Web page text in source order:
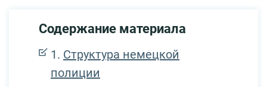
Содержание материала
Структура немецкой
полиции